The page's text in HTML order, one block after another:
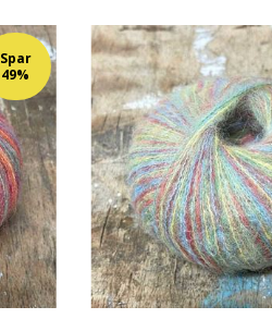
Spar
49%